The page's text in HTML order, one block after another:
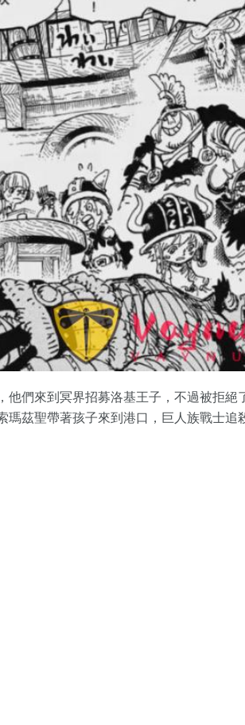
們來到冥界招募洛基王子，不過被拒絕
茲聖帶著孩子來到港口，巨人族戰士追